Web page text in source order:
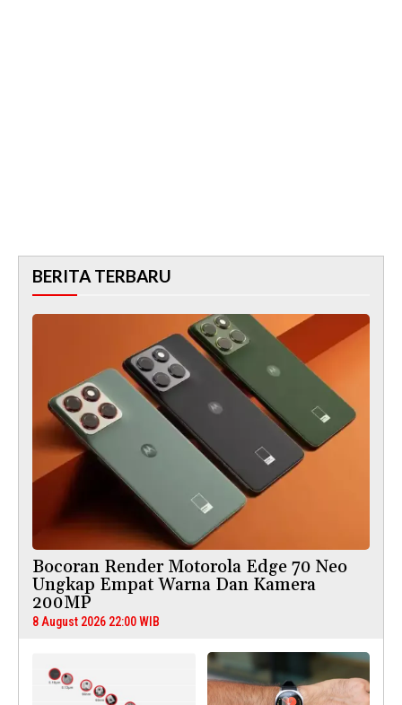
BERITA TERBARU
Bocoran Render Motorola Edge 70 Neo
Ungkap Empat Warna Dan Kamera
200MP
8 August 2026 22:00 WIB